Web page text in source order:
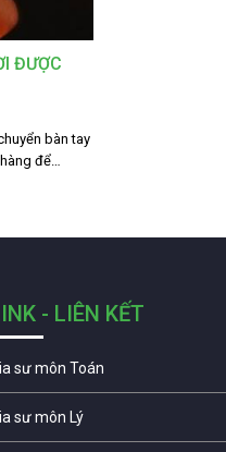
ĐƯỢC
bàn tay
để…
- LIÊN KẾT
sư môn Toán
sư môn Lý